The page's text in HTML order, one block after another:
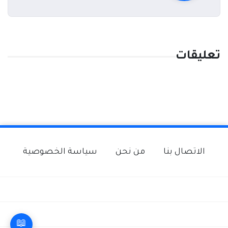
تعليقات
الاتصال بنا من نحن سياسة الخصوصية
📖